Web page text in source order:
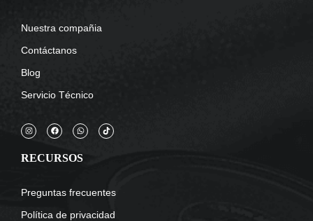
Nuestra compañia
Contáctanos
Blog
Servicio Técnico
RECURSOS
Preguntas frecuentes
Política de privacidad